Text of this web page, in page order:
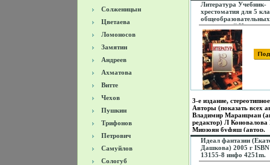
Солженицын
Цветаева
Ломоносов
Замятин
Андреев
Ахматова
Витте
Чехов
Пушкин
Трифонов
Петрович
Самуйлов
Сологуб
Литература Учебник-
хрестоматия для 5
общеобразовательных
учреждений
АСТ, Астрель,
Твердый переплет,
ISBN 5-17-010724-2,
03041-5 Тираж: 10000
Формат: 60x90/16
мм) инфо 1600l.
3-е издание, стереотипное
Авторы (показать всех
Владимир Маранцман
редактор) Л
Мирзоян буфящ (автор,
редактор).
Идеал фантазии
Дашкова) 2005 г
13155-8 инфо 4251m.